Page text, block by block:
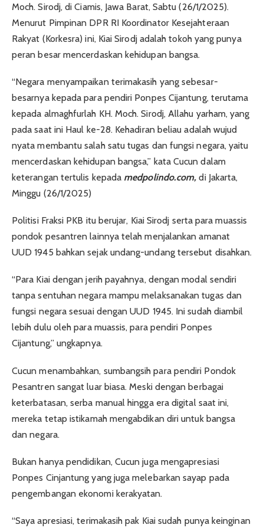
Moch. Sirodj, di Ciamis, Jawa Barat, Sabtu (26/1/2025).
Menurut Pimpinan DPR RI Koordinator Kesejahteraan
Rakyat (Korkesra) ini, Kiai Sirodj adalah tokoh yang punya
peran besar mencerdaskan kehidupan bangsa.
“Negara menyampaikan terimakasih yang sebesar-
besarnya kepada para pendiri Ponpes Cijantung, terutama
kepada almaghfurlah KH. Moch. Sirodj, Allahu yarham, yang
pada saat ini Haul ke-28. Kehadiran beliau adalah wujud
nyata membantu salah satu tugas dan fungsi negara, yaitu
mencerdaskan kehidupan bangsa,” kata Cucun dalam
keterangan tertulis kepada medpolindo.com,di Jakarta,
Minggu (26/1/2025)
Politisi Fraksi PKB itu berujar, Kiai Sirodj serta para muassis
pondok pesantren lainnya telah menjalankan amanat
UUD 1945 bahkan sejak undang-undang tersebut disahkan.
“Para Kiai dengan jerih payahnya, dengan modal sendiri
tanpa sentuhan negara mampu melaksanakan tugas dan
fungsi negara sesuai dengan UUD 1945. Ini sudah diambil
lebih dulu oleh para muassis, para pendiri Ponpes
Cijantung,” ungkapnya.
Cucun menambahkan, sumbangsih para pendiri Pondok
Pesantren sangat luar biasa. Meski dengan berbagai
keterbatasan, serba manual hingga era digital saat ini,
mereka tetap istikamah mengabdikan diri untuk bangsa
dan negara.
Bukan hanya pendidikan, Cucun juga mengapresiasi
Ponpes Cinjantung yang juga melebarkan sayap pada
pengembangan ekonomi kerakyatan.
“Saya apresiasi, terimakasih pak Kiai sudah punya keinginan